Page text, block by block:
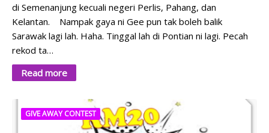
di Semenanjung kecuali negeri Perlis, Pahang, dan
Kelantan. Nampak gaya ni Gee pun tak boleh balik
Sarawak lagi lah. Haha. Tinggal lah di Pontian ni lagi. Pecah
rekod ta…
Read more
GIVE AWAY CONTEST